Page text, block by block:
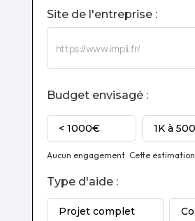
Site de l'entreprise :
Budget envisagé :
< 1000€ 1K à
Aucun engagement. Cette
Type d'aide :
Projet complet